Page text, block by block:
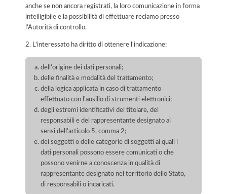
anche se non ancora registrati, la loro comunicazione in forma
intelligibile e la possibilità di effettuare reclamo presso
l’Autorità di controllo.
2. L'interessato ha diritto di ottenere l'indicazione:
dell'origine dei dati personali;
delle finalità e modalità del trattamento;
della logica applicata in caso di trattamento
effettuato con l'ausilio di strumenti elettronici;
degli estremi identificativi del titolare, dei
responsabili e del rappresentante designato ai
sensi dell'articolo 5, comma 2;
dei soggetti o delle categorie di soggetti ai quali i
dati personali possono essere comunicati o che
possono venirne a conoscenza in qualità di
rappresentante designato nel territorio dello Stato,
di responsabili o incaricati.